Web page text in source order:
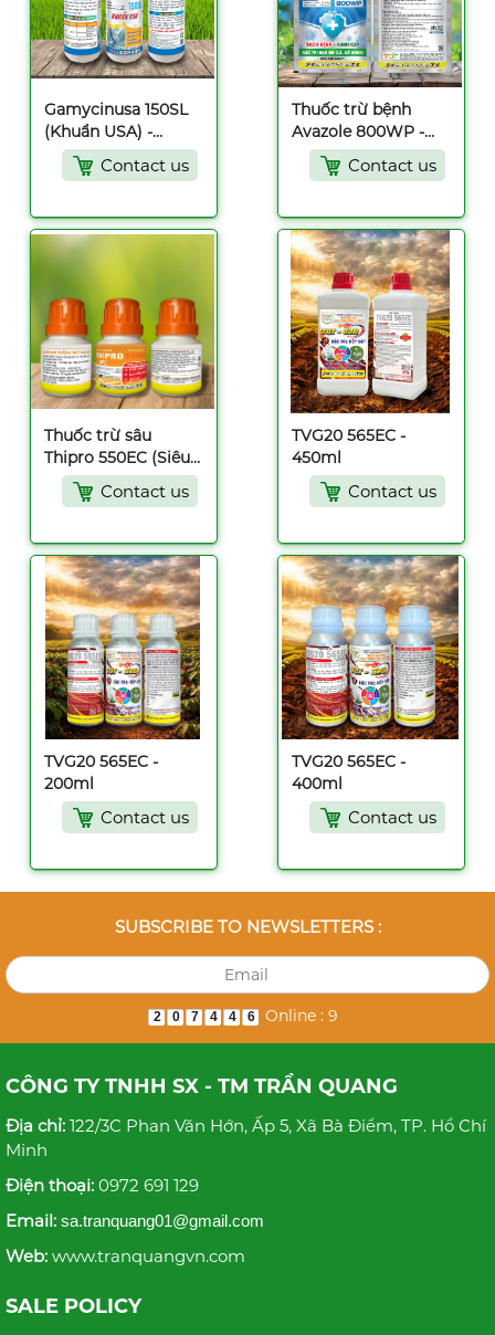
Gamycinusa 150SL
(Khuẩn USA) -
220ml
Contact us
Thuốc trừ bệnh
Avazole 800WP -
25gr
Contact us
Thuốc trừ sâu
Thipro 550EC (Siêu
diệt chích hút) -
30ml
Contact us
TVG20 565EC -
450ml
Contact us
TVG20 565EC -
200ml
Contact us
TVG20 565EC -
400ml
Contact us
SUBSCRIBE TO NEWSLETTERS :
2 0 7 4 4 6 Online : 9
CÔNG TY TNHH SX - TM TRẦN QUANG
Địa chỉ: 122/3C Phan Văn Hớn, Ấp 5, Xã Bà Điểm, TP. Hồ Chí
Minh
Điện thoại: 0972 691 129
Email: sa.tranquang01@gmail.com
Web: www.tranquangvn.com
SALE POLICY